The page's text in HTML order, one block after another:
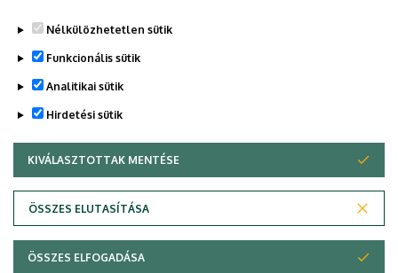
Nélkülözhetetlen sütik
Funkcionális sütik
Analitikai sütik
Hirdetési sütik
KIVÁLASZTOTTAK MENTÉSE
ÖSSZES ELUTASÍTÁSA
WITHDRAW CONSENT
ÖSSZES ELFOGADÁSA
Legutóbb frissítve: 2023. 07. 27. 11:44
Adatvédelem